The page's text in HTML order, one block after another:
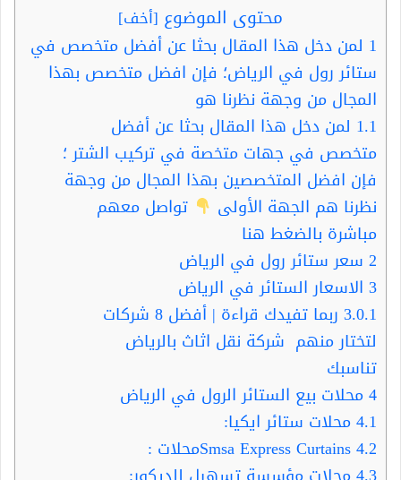
محتوى الموضوع [أخف]
1 لمن دخل هذا المقال بحثا عن أفضل متخصص في
ستائر رول في الرياض؛ فإن افضل متخصص بهذا
المجال من وجهة نظرنا هو
1.1 لمن دخل هذا المقال بحثا عن أفضل
متخصص في جهات متخصة في تركيب الشتر ؛
فإن افضل المتخصصين بهذا المجال من وجهة
نظرنا هم الجهة الأولى
تواصل معهم
مباشرة بالضغط هنا
2 سعر ستائر رول في الرياض
3 الاسعار الستائر في الرياض
3.0.1
ربما تفيدك قراءة | أفضل 8 شركات
لتختار منهم شركة نقل اثاث بالرياض
تناسبك
4محلات بيع الستائر الرول في الرياض
4.1محلات ستائر ايكيا:
4.2